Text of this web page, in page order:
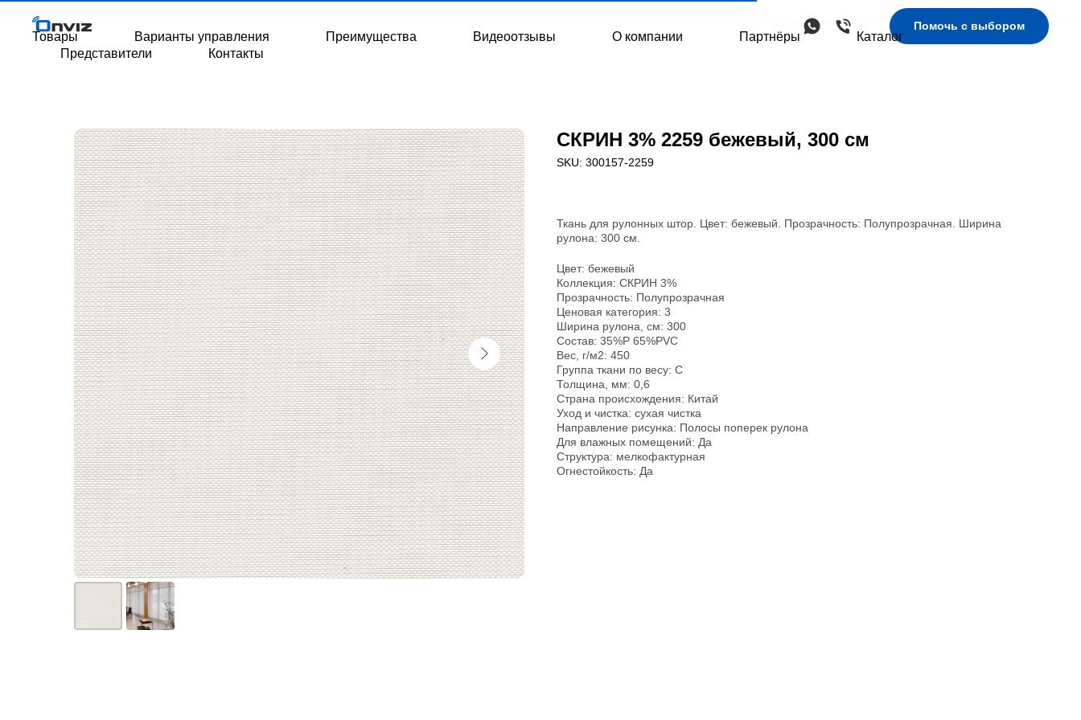
Помочь с выбором
Товары Варианты управления Преимущества Видеоотзывы О компании Партнёры
Каталог
Представители
Контакты
СКРИН 3% 2259 бежевый, 300 см
SKU: 300157-2259
Ткань для рулонных штор. Цвет: бежевый. Прозрачность: Полупрозрачная. Ширина
рулона: 300 см.
Цвет: бежевый
Коллекция: СКРИН 3%
Прозрачность: Полупрозрачная
Ценовая категория: 3
Ширина рулона, см: 300
Состав: 35%P 65%PVC
Вес, г/м2: 450
Группа ткани по весу: C
Толщина, мм: 0,6
Страна происхождения: Китай
Уход и чистка: сухая чистка
Направление рисунка: Полосы поперек рулона
Для влажных помещений: Да
Структура: мелкофактурная
Огнестойкость: Да
WhatsApp